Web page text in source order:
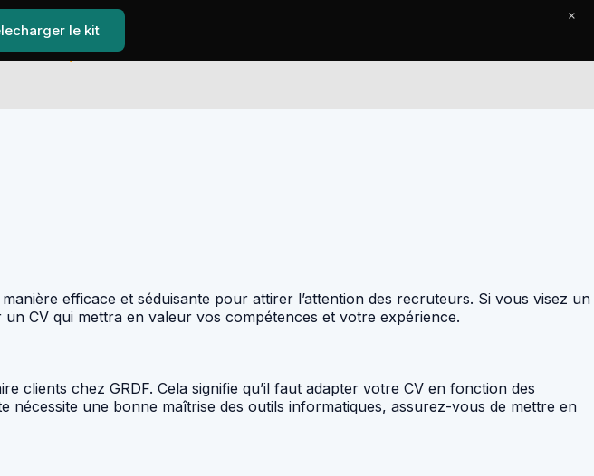
efficace et séduisante pour attirer l’attention des recruteurs. Si vous visez un
CV qui mettra en valeur vos compétences et votre expérience.
clients chez GRDF. Cela signifie qu’il faut adapter votre CV en fonction des
une bonne maîtrise des outils informatiques, assurez-vous de mettre en
le kit
×